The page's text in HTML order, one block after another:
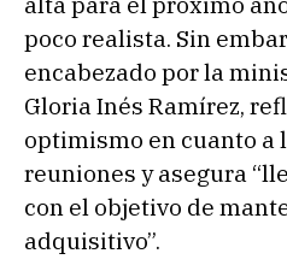
poco realista. Sin
encabezado por la
Gloria Inés Ramírez,
optimismo en cuanto a
reuniones y asegura
con el objetivo de
adquisitivo”.